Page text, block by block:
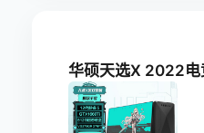
华硕天选X 2022电